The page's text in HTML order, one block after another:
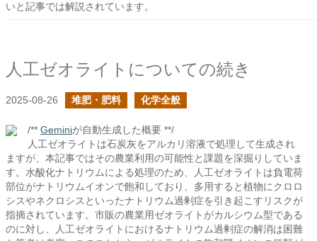
いと記事では解説されています。
人工ゼオライトについての続き
2025-08-26 堆肥・肥料 化学全般
/** Geminiが自動生成した概要 **/
人工ゼオライトは石炭灰をアルカリ溶液で処理して生成され
ますが、本記事ではその農業利用の可能性と課題を深掘りしていま
す。水酸化ナトリウムによる処理のため、人工ゼオライトは負電荷
部位がナトリウムイオンで飽和しており、多用すると植物にクロロ
シスやネクロシスといったナトリウム過剰症を引き起こすリスクが
指摘されています。市販の農業用ゼオライトがカルシウム型である
のに対し、人工ゼオライトにおけるナトリウム過剰症の解消は困難